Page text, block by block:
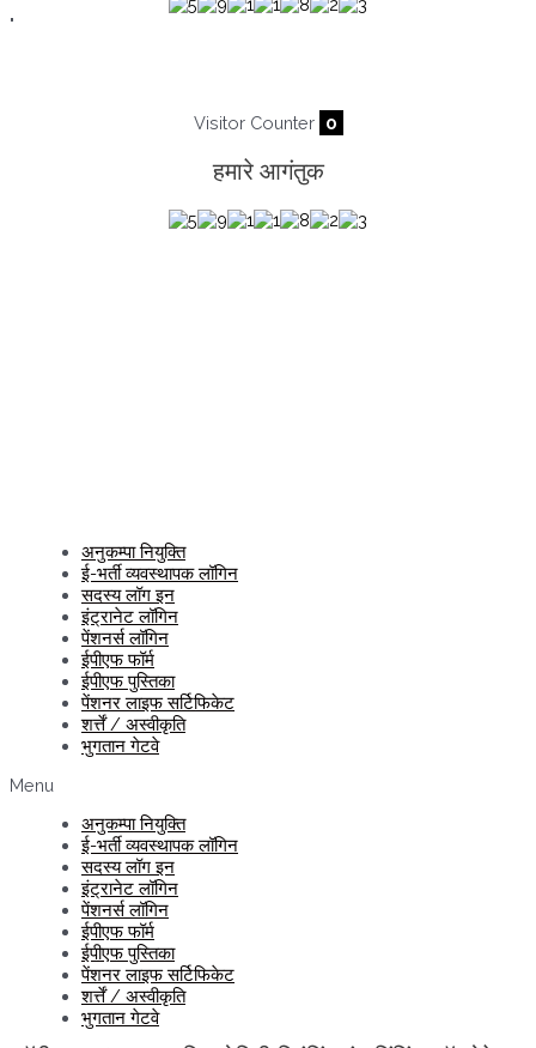
"
Visitor Counter 0
हमारे आगंतुक
अनुकम्पा नियुक्ति
ई-भर्ती व्यवस्थापक लॉगिन
सदस्य लॉग इन
इंट्रानेट लॉगिन
पेंशनर्स लॉगिन
ईपीएफ फॉर्म
ईपीएफ पुस्तिका
पेंशनर लाइफ सर्टिफिकेट
शर्त्तें / अस्वीकृति
भुगतान गेटवे
Menu
अनुकम्पा नियुक्ति
ई-भर्ती व्यवस्थापक लॉगिन
सदस्य लॉग इन
इंट्रानेट लॉगिन
पेंशनर्स लॉगिन
ईपीएफ फॉर्म
ईपीएफ पुस्तिका
पेंशनर लाइफ सर्टिफिकेट
शर्त्तें / अस्वीकृति
भुगतान गेटवे